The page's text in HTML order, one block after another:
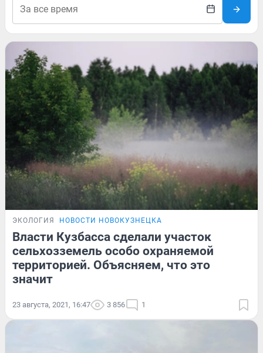
ЭКОЛОГИЯ НОВОСТИ НОВОКУЗНЕЦКА
Власти Кузбасса сделали участок
сельхозземель особо охраняемой
территорией. Объясняем, что это
значит
23 августа, 2021, 16:47 3 856 1